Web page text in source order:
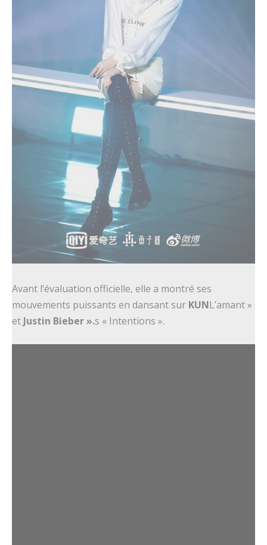
Avant l’évaluation officielle, elle a montré ses
mouvements puissants en dansant sur KUNL’amant »
et Justin Bieber ».s « Intentions ».